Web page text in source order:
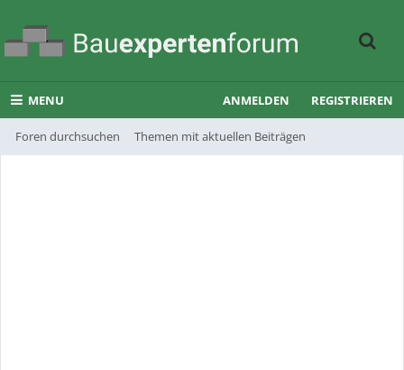
MENU
Foren durchsuchen Themen mit aktuellen Beiträgen
ANMELDEN REGISTRIEREN